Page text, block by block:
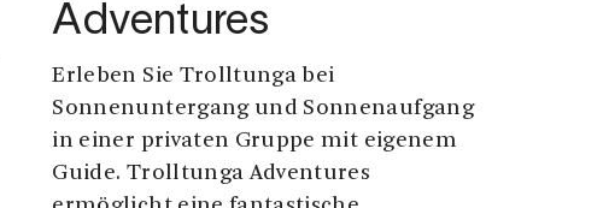
Adventures
Erleben Sie Trolltunga bei
Sonnenuntergang und Sonnenaufgang
in einer privaten Gruppe mit eigenem
Guide. Trolltunga Adventures